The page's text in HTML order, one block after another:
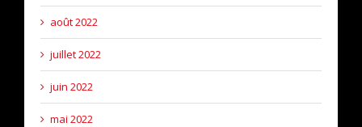
août 2022
juillet 2022
juin 2022
mai 2022